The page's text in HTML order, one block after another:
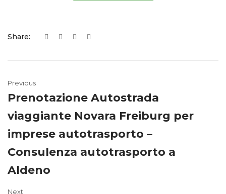
Share:
Previous
Prenotazione Autostrada
viaggiante Novara Freiburg per
imprese autotrasporto –
Consulenza autotrasporto a
Aldeno
Next